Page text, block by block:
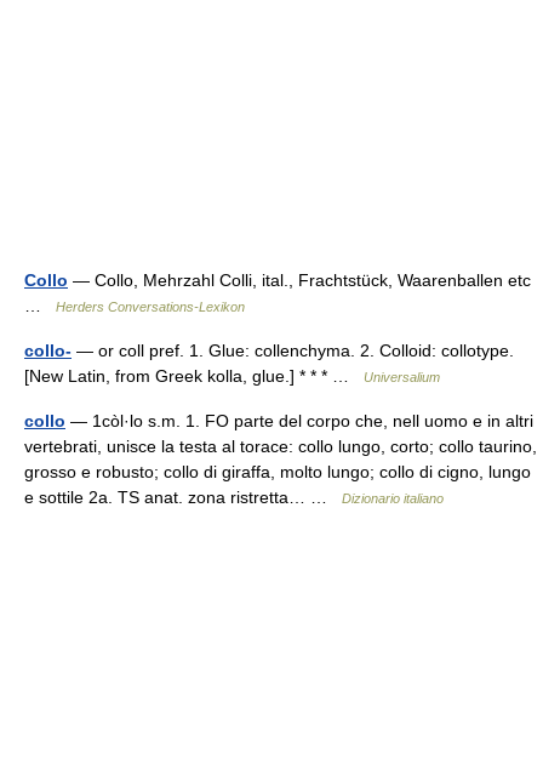
Collo — Collo, Mehrzahl Colli, ital., Frachtstück, Waarenballen etc
Herders Conversations-Lexikon
collo- — or coll pref. 1. Glue: collenchyma. 2. Colloid: collotype.
[New Latin, from Greek kolla, glue.] * * * …
Universalium
collo — 1còl·lo s.m. 1. FO parte del corpo che, nell uomo e in altri
vertebrati, unisce la testa al torace: collo lungo, corto; collo taurino,
grosso e robusto; collo di giraffa, molto lungo; collo di cigno, lungo
e sottile 2a. TS anat. zona ristretta… …
Dizionario italiano